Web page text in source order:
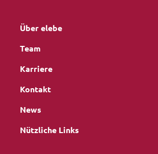
Über elebe
Team
Karriere
Kontakt
News
Nützliche Links